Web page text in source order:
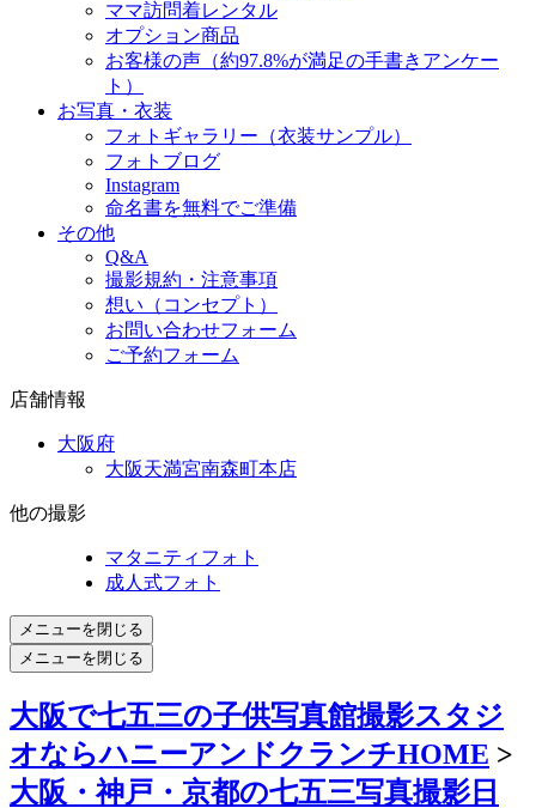
ママ訪問着レンタル
オプション商品
お客様の声（約97.8%が満足の手書きアンケー
ト）
お写真・衣装
フォトギャラリー（衣装サンプル）
フォトブログ
Instagram
命名書を無料でご準備
その他
Q&A
撮影規約・注意事項
想い（コンセプト）
お問い合わせフォーム
ご予約フォーム
店舗情報
大阪府
大阪天満宮南森町本店
他の撮影
マタニティフォト
成人式フォト
メニューを閉じる
メニューを閉じる
大阪で七五三の子供写真館撮影スタジ
オならハニーアンドクランチHOME >
大阪・神戸・京都の七五三写真撮影日